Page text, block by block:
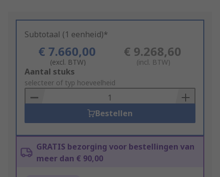
Subtotaal (1 eenheid)*
€ 7.660,00
(excl. BTW)
€ 9.268,60
(incl. BTW)
Add
to
Basket
Aantal stuks
selecteer of typ hoeveelheid
Bestellen
GRATIS bezorging voor bestellingen van
meer dan € 90,00